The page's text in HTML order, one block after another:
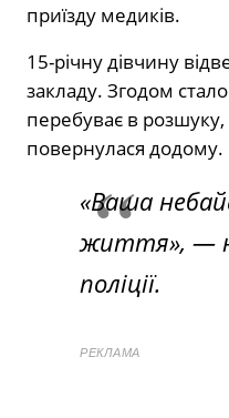
приїзду медиків.
15-річну дівчину
закладу. Згодом
перебуває в
повернулася додому.
«Ваша
життя», —
поліції.
РЕКЛАМА